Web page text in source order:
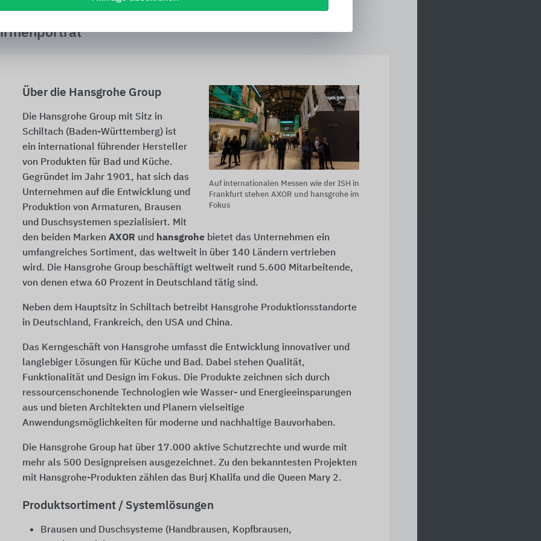
Auf internationalen Messen wie der ISH in
Frankfurt stehen AXOR und hansgrohe im
Fokus
Über die Hansgrohe Group
Die Hansgrohe Group mit Sitz in
Schiltach (Baden-Württemberg) ist
ein international führender Hersteller
von Produkten für Bad und Küche.
Gegründet im Jahr 1901, hat sich das
Unternehmen auf die Entwicklung und
Produktion von Armaturen, Brausen
und Duschsystemen spezialisiert. Mit
den beiden Marken AXOR und hansgrohe bietet das Unternehmen ein
umfangreiches Sortiment, das weltweit in über 140 Ländern vertrieben
wird. Die Hansgrohe Group beschäftigt weltweit rund 5.600 Mitarbeitende,
von denen etwa 60 Prozent in Deutschland tätig sind.
Neben dem Hauptsitz in Schiltach betreibt Hansgrohe Produktionsstandorte
in Deutschland, Frankreich, den USA und China.
Das Kerngeschäft von Hansgrohe umfasst die Entwicklung innovativer und
langlebiger Lösungen für Küche und Bad. Dabei stehen Qualität,
Funktionalität und Design im Fokus. Die Produkte zeichnen sich durch
ressourcenschonende Technologien wie Wasser- und Energieeinsparungen
aus und bieten Architekten und Planern vielseitige
Anwendungsmöglichkeiten für moderne und nachhaltige Bauvorhaben.
Die Hansgrohe Group hat über 17.000 aktive Schutzrechte und wurde mit
mehr als 500 Designpreisen ausgezeichnet. Zu den bekanntesten Projekten
mit Hansgrohe-Produkten zählen das Burj Khalifa und die Queen Mary 2.
Produktsortiment / Systemlösungen
Brausen und Duschsysteme (Handbrausen, Kopfbrausen,